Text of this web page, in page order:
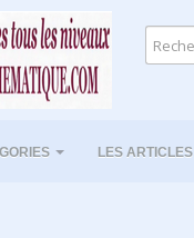
LES ARTICLES